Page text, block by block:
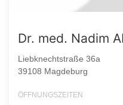
Dr. med. Nadim
Liebknechtstraße 36a
39108 Magdeburg
ÖFFNUNGSZEITEN